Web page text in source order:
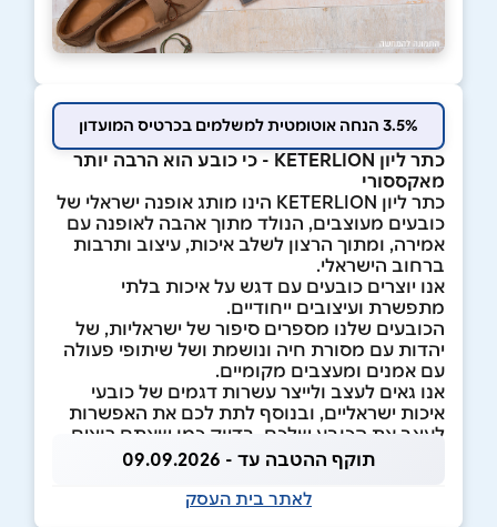
3.5% הנחה אוטומטית למשלמים בכרטיס המועדון
כתר ליון KETERLION - כי כובע הוא הרבה יותר
מאקססורי
כתר ליון KETERLION הינו מותג אופנה ישראלי של
כובעים מעוצבים, הנולד מתוך אהבה לאופנה עם
אמירה, ומתוך הרצון לשלב איכות, עיצוב ותרבות
ברחוב הישראלי.
אנו יוצרים כובעים עם דגש על איכות בלתי
מתפשרת ועיצובים ייחודיים.
הכובעים שלנו מספרים סיפור של ישראליות, של
יהדות עם מסורת חיה ונושמת ושל שיתופי פעולה
עם אמנים ומעצבים מקומיים.
אנו גאים לעצב ולייצר עשרות דגמים של כובעי
איכות ישראליים, ובנוסף לתת לכם את האפשרות
לעצב את הכובע שלכם, בדיוק כמו שאתם רוצים.
תוקף ההטבה עד - 09.09.2026
לאתר בית העסק